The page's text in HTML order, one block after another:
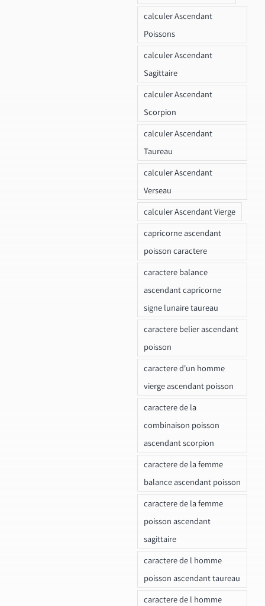
calculer Ascendant
Poissons
calculer Ascendant
Sagittaire
calculer Ascendant
Scorpion
calculer Ascendant
Taureau
calculer Ascendant
Verseau
calculer Ascendant Vierge
capricorne ascendant
poisson caractere
caractere balance
ascendant capricorne
signe lunaire taureau
caractere belier ascendant
poisson
caractere d'un homme
vierge ascendant poisson
caractere de la
combinaison poisson
ascendant scorpion
caractere de la femme
balance ascendant poisson
caractere de la femme
poisson ascendant
sagittaire
caractere de l homme
poisson ascendant taureau
caractere de l homme